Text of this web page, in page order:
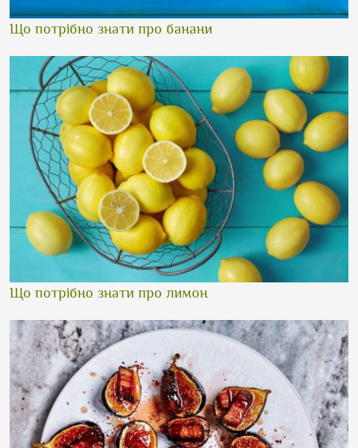
Що потрібно знати про банани
Що потрібно знати про лимон